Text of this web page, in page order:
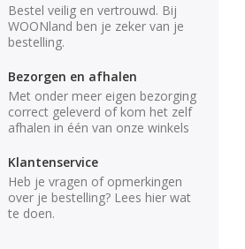
Bestel veilig en vertrouwd. Bij
WOONland ben je zeker van je
bestelling.
Bezorgen en afhalen
Met onder meer eigen bezorging
correct geleverd of kom het zelf
afhalen in één van onze winkels
Klantenservice
Heb je vragen of opmerkingen
over je bestelling? Lees hier wat
te doen.